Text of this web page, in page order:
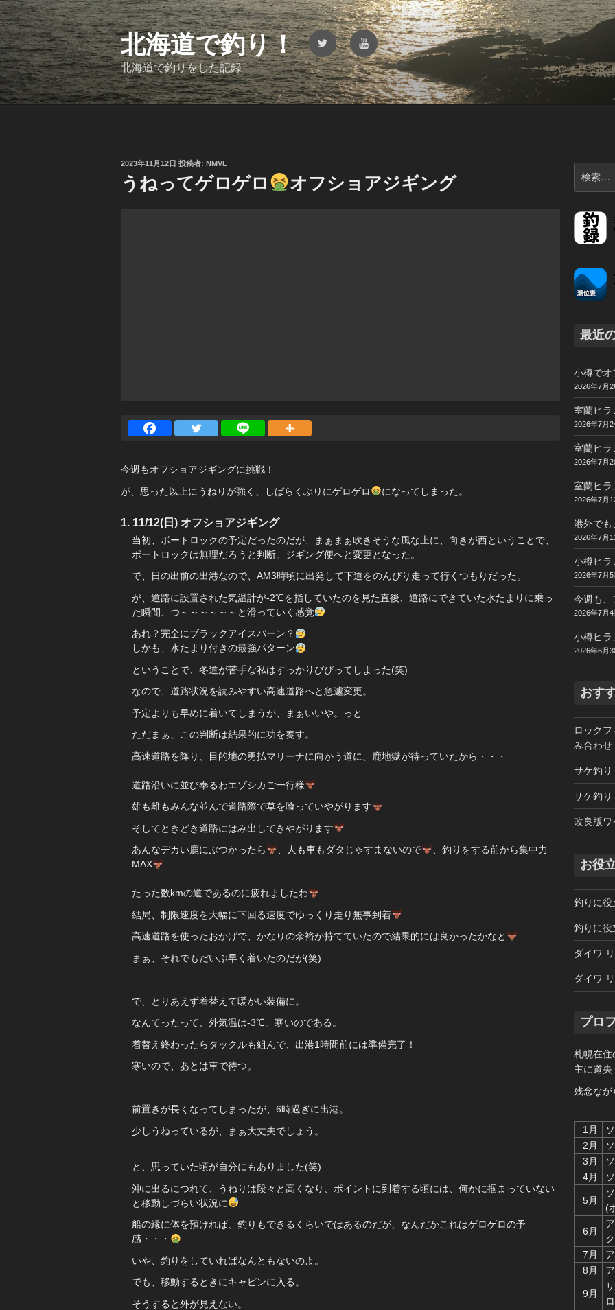
コ
ン
テ
ン
ツ
へ
ス
キ
北海道で釣り！
北海道で釣りをした記録
Twitter YouTube
投
日:
2023年11月12日 投稿者: NMVL
うねってゲロゲロ オフショアジギング
今週もオフショアジギングに挑戦！
が、思った以上にうねりが強く、しばらくぶりにゲロゲロ
になってしまった。
11/12(日) オフショアジギング
当初、ボートロックの予定だったのだが、まぁまぁ吹きそうな風な上に、向きが西ということで、
ボートロックは無理だろうと判断。ジギング便へと変更となった。
で、日の出前の出港なので、AM3時頃に出発して下道をのんびり走って行くつもりだった。
が、道路に設置された気温計が-2℃を指していたのを見た直後、道路にできていた水たまりに乗っ
た瞬間、つ～～～～～～と滑っていく感覚
あれ？完全にブラックアイスバーン？
しかも、水たまり付きの最強パターン
ということで、冬道が苦手な私はすっかりびびってしまった(笑)
なので、道路状況を読みやすい高速道路へと急遽変更。
予定よりも早めに着いてしまうが、まぁいいや。っと
ただまぁ、この判断は結果的に功を奏す。
高速道路を降り、目的地の勇払マリーナに向かう道に、鹿地獄が待っていたから・・・
道路沿いに並び奉るわエゾシカご一行様
雄も雌もみんな並んで道路際で草を喰っていやがります
そしてときどき道路にはみ出してきやがります
あんなデカい鹿にぶつかったら
、人も車もダタじゃすまないので
、釣りをする前から集中力
MAX
たった数kmの道であるのに疲れましたわ
結局、制限速度を大幅に下回る速度でゆっくり走り無事到着
高速道路を使ったおかげで、かなりの余裕が持てていたので結果的には良かったかなと
まぁ、それでもだいぶ早く着いたのだが(笑)
で、とりあえず着替えて暖かい装備に。
なんてったって、外気温は-3℃。寒いのである。
着替え終わったらタックルも組んで、出港1時間前には準備完了！
寒いので、あとは車で待つ。
前置きが長くなってしまったが、6時過ぎに出港。
少しうねっているが、まぁ大丈夫でしょう。
と、思っていた頃が自分にもありました(笑)
沖に出るにつれて、うねりは段々と高くなり、ポイントに到着する頃には、何かに掴まっていない
と移動しづらい状況に
船の縁に体を預ければ、釣りもできるくらいではあるのだが、なんだかこれはゲロゲロの予
感・・・
いや、釣りをしていればなんともないのよ。
でも、移動するときにキャビンに入る。
そうすると外が見えない。
索:
最近
小樽でオ
2026年7月
室蘭ヒラ
2026年7月
室蘭ヒラ
2026年7月
室蘭ヒラ
2026年7月
港外でも
2026年7月
小樽ヒラ
2026年7月5
今週も、
2026年7月4
小樽ヒラ
2026年6月
おす
ロック
み合わせ
サケ釣り
サケ釣り
改良版ワ
お役
釣りに役
釣りに役
ダイワ
ダイワ
プロ
札幌在住
主に道
残念なが
1月
2月
3月
4月
5月
(
6月
7月
8月
9月